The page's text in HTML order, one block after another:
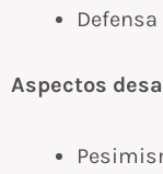
Aspectos